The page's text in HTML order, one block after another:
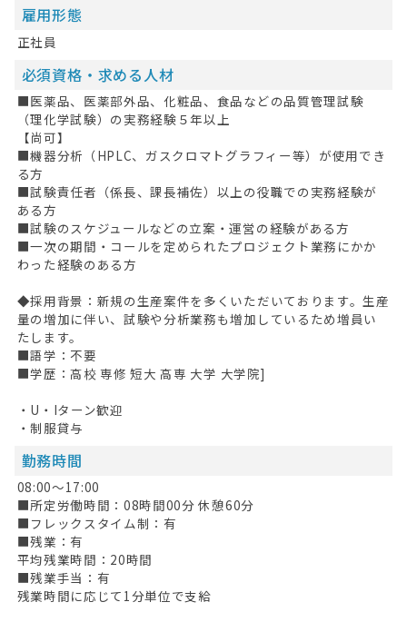
HOME
無料会員登録
ログイン
キープした求人 0
最近見た求人
お問い合わせ
掲載希望の方へ
雇用形態
正社員
必須資格・求める人材
■医薬品、医薬部外品、化粧品、食品などの品質管理試験
（理化学試験）の実務経験５年以上
【尚可】
■機器分析（HPLC、ガスクロマトグラフィー等）が使用でき
る方
■試験責任者（係長、課長補佐）以上の役職での実務経験が
ある方
■試験のスケジュールなどの立案・運営の経験がある方
■一次の期間・コールを定められたプロジェクト業務にかか
わった経験のある方
◆採用背景：新規の生産案件を多くいただいております。生産
量の増加に伴い、試験や分析業務も増加しているため増員い
たします。
■語学：不要
■学歴：高校 専修 短大 高専 大学 大学院]
・U・Iターン歓迎
・制服貸与
勤務時間
08:00～17:00
■所定労働時間：08時間00分 休憩60分
■フレックスタイム制：有
■残業：有
平均残業時間：20時間
■残業手当：有
残業時間に応じて1分単位で支給